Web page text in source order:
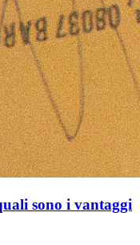
sono i vantaggi